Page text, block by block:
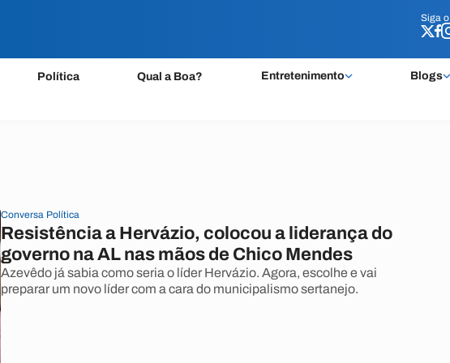
Siga o
Política Qual a Boa? Entretenimento Blogs
Siga o
Conversa Política
Resistência a Hervázio, colocou a liderança do
governo na AL nas mãos de Chico Mendes
Azevêdo já sabia como seria o líder Hervázio. Agora, escolhe e vai
preparar um novo líder com a cara do municipalismo sertanejo.